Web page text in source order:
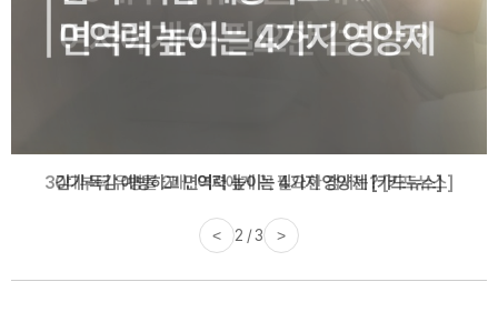
감기·독감 예방하고 면역력 높이는 4가지 영양제 [카드뉴스]
< 3 / 3 >